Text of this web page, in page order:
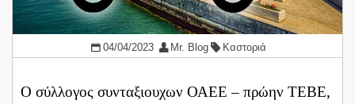
04/04/2023 Mr. Blog Καστοριά
Ο σύλλογος συνταξιουχων ΟΑΕΕ – πρώην ΤΕΒΕ,